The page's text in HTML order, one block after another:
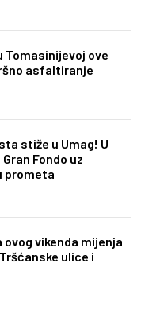
Tomasinijevoj ove
asfaltiranje
stiže u Umag! U
Fondo uz
prometa
ovog vikenda mijenja
ulice i